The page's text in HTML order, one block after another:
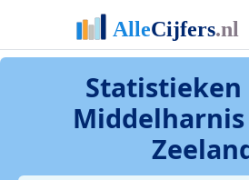
Statistieken